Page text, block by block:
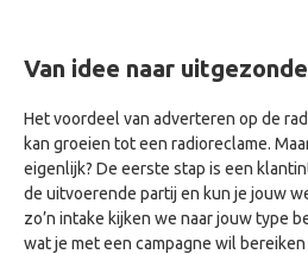
Van idee naar
Het voordeel van adverteren op de
kan groeien tot een radioreclame.
eigenlijk? De eerste stap is een
de uitvoerende partij en kun je jouw
zo’n intake kijken we naar jouw type
wat je met een campagne wil